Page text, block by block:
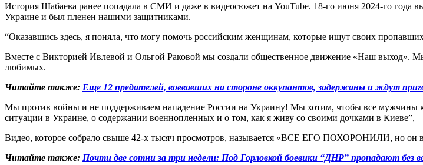
История Шабаева ранее попадала в СМИ и даже в видеосюжет на YouTube. 18-го июня 2024-го
Украине и был пленен нашими защитниками.
“Оказавшись здесь, я поняла, что могу помочь российским женщинам, которые ищут своих
Вместе с Викторией Ивлевой и Ольгой Раковой мы создали общественное движение «Наш выход».
любимых.
Читайте также: Еще 12 предателей, воевавших на стороне оккупантов, задержаны и ждут
Мы против войны и не поддерживаем нападение России на Украину! Мы хотим, чтобы все мужчины
ситуации в Украине, о содержании военнопленных и о том, как я живу со своими дочками в Киеве”,
Видео, которое собрало свыше 42-х тысяч просмотров, называется «ВСЕ ЕГО ПОХОРОНИЛИ,
Читайте также: Почти две сотни за три недели: Под Горловкой боевики “ДНР” пропадают без